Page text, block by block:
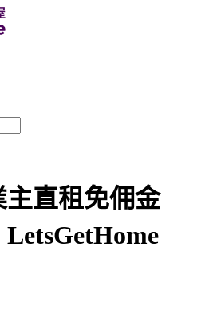
直租免佣金
LetsGetHome